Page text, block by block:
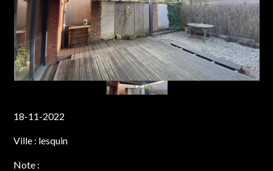
18-11-2022
Ville : lesquin
Note :